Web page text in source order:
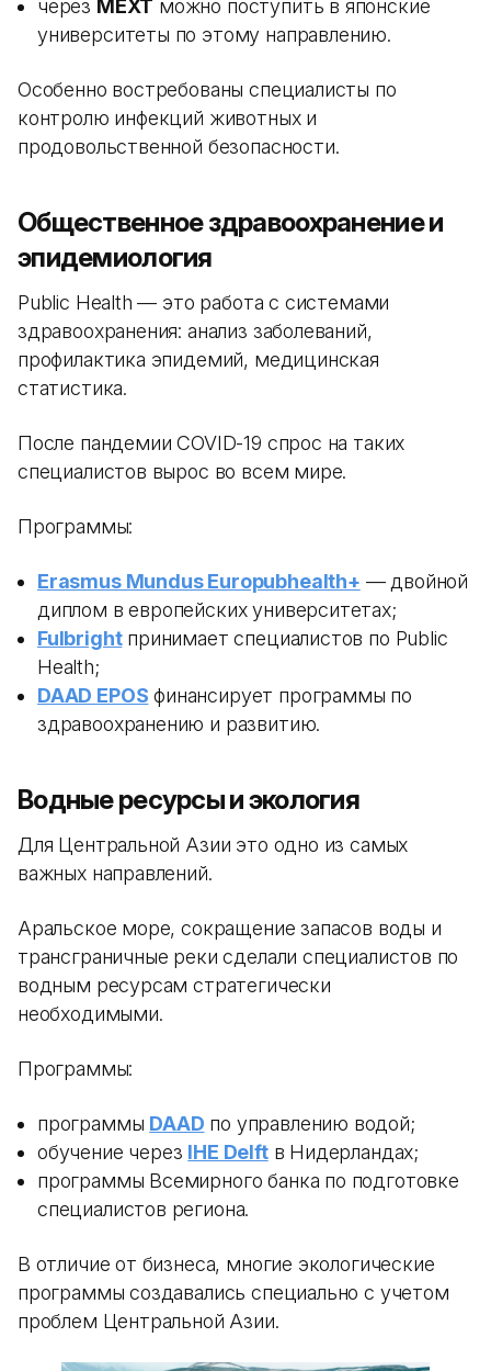
через MEXT можно поступить в японские
университеты по этому направлению.
Особенно востребованы специалисты по
контролю инфекций животных и
продовольственной безопасности.
Общественное здравоохранение и
эпидемиология
Public Health — это работа с системами
здравоохранения: анализ заболеваний,
профилактика эпидемий, медицинская
статистика.
После пандемии COVID-19 спрос на таких
специалистов вырос во всем мире.
Программы:
Erasmus Mundus Europubhealth+ — двойной
диплом в европейских университетах;
Fulbrightпринимает специалистов по Public
Health;
DAAD EPOS финансирует программы по
здравоохранению и развитию.
Водные ресурсы и экология
Для Центральной Азии это одно из самых
важных направлений.
Аральское море, сокращение запасов воды и
трансграничные реки сделали специалистов по
водным ресурсам стратегически
необходимыми.
Программы:
программы DAAD по управлению водой;
обучение через IHE Delftв Нидерландах;
программы Всемирного банка по подготовке
специалистов региона.
В отличие от бизнеса, многие экологические
программы создавались специально с учетом
проблем Центральной Азии.